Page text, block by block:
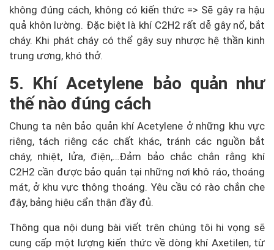
không đúng cách, không có kiến thức => Sẽ gây ra hậu
quả khôn lường. Đặc biệt là khí C2H2 rất dễ gây nổ, bắt
cháy. Khi phát cháy có thể gây suy nhược hệ thần kinh
trung ương, khó thở.
5. Khí Acetylene bảo quản như
thế nào đúng cách
Chung ta nên bảo quản khí Acetylene ở những khu vực
riêng, tách riêng các chất khác, tránh các nguồn bắt
cháy, nhiệt, lửa, điện,…Đảm bảo chắc chắn rằng khí
C2H2 cần được bảo quản tại những nơi khô ráo, thoáng
mát, ở khu vực thông thoáng. Yêu cầu có rào chắn che
đậy, bảng hiệu cẩn thận đầy đủ.
Thông qua nội dung bài viết trên chúng tôi hi vọng sẽ
cung cấp một lượng kiến thức về dòng khí Axetilen, từ